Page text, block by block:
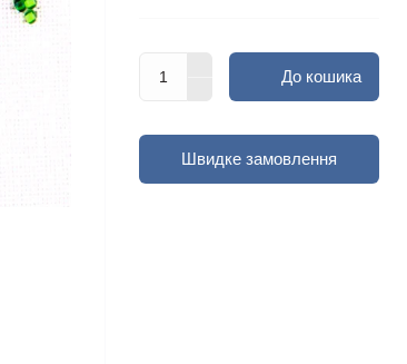
До кошика
Швидке замовлення